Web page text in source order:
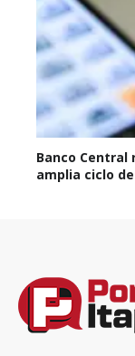
Banco Central
amplia ciclo